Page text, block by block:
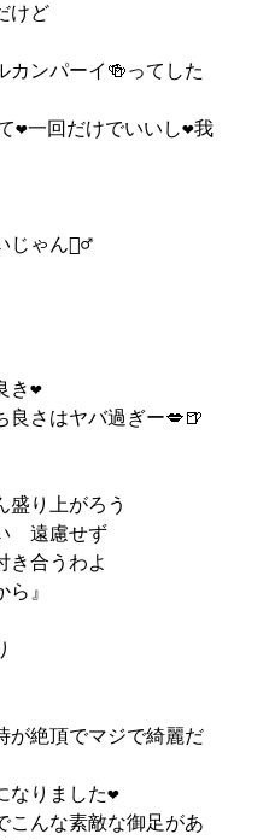
けど
カンパーイ🍻ってした
❤️一回だけでいいし❤️我
じゃん🙅‍♂️
き❤️
良さはヤバ過ぎー💋🍺
盛り上がろう
遠慮せず
合うわよ
』
が絶頂でマジで綺麗だ
なりました❤️
こんな素敵な御足があ